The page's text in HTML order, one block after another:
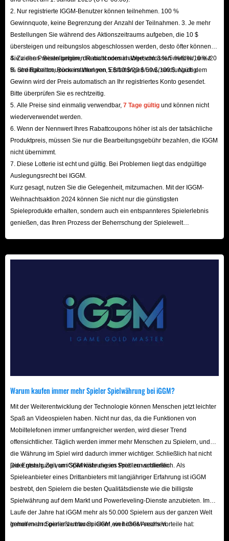
2. Nur registrierte IGGM-Benutzer können teilnehmen. 100 %
Gewinnquote, keine Begrenzung der Anzahl der Teilnahmen. 3. Je mehr
Bestellungen Sie während des Aktionszeitraums aufgeben, die 10 $
übersteigen und reibungslos abgeschlossen werden, desto öfter können
Sie ziehen. Bestellungen, die nicht normal abgeschlossen werden, wie z.
B. Streitigkeiten, Rückerstattungen, Erstattungen usw., sind ungültig.
4. Zu den Preisen gehören Rabattcodes im Wert von 3 %/5 %/8 %/10 %/20
% und Rabattcoupons im Wert von 5 $/10 $/20 $/50 $/100 $. Nach dem
Gewinn wird der Preis automatisch an Ihr registriertes Konto gesendet.
Bitte überprüfen Sie es rechtzeitig.
5. Alle Preise sind einmalig verwendbar, 7 Tage gültig und können nicht
wiederverwendet werden.
6. Wenn der Nennwert Ihres Rabattcoupons höher ist als der tatsächliche
Produktpreis, müssen Sie nur die Bearbeitungsgebühr bezahlen, die IGGM
nicht übernimmt.
7. Diese Lotterie ist echt und gültig. Bei Problemen liegt das endgültige
Auslegungsrecht bei IGGM.
Kurz gesagt, nutzen Sie die Gelegenheit, mitzumachen. Mit der IGGM-
Weihnachtsaktion 2024 können Sie nicht nur die günstigsten
Spieleprodukte erhalten, sondern auch ein entspannteres Spielerlebnis
genießen, das Ihren Prozess der Beherrschung der Spielewelt
Warum kaufen immer mehr Spieler Spielwährung bei iGGM?
Mit der Weiterentwicklung der Technologie können Menschen jetzt leichter
Spaß an Videospielen haben. Nicht nur das, da die Funktionen von
Mobiltelefonen immer umfangreicher werden, wird dieser Trend
offensichtlicher. Täglich werden immer mehr Menschen zu Spielern, und
die Währung im Spiel wird dadurch immer wichtiger. Schließlich hat nicht
jeder genug Zeit, um Spielwährung im Spiel zu verdienen.
Die Entstehung von iGGM löste dieses Problem schließlich. Als
Spieleanbieter eines Drittanbieters mit langjähriger Erfahrung ist iGGM
bestrebt, den Spielern die besten Qualitätsdienste wie die billigste
Spielwährung auf dem Markt und Powerleveling-Dienste anzubieten. Im
Laufe der Jahre hat iGGM mehr als 50.000 Spielern aus der ganzen Welt
geholfen und genießt unter Spielern ein hohes Ansehen.
Immer mehr Spieler vertrauen iGGM, weil iGGM sechs Vorteile hat: